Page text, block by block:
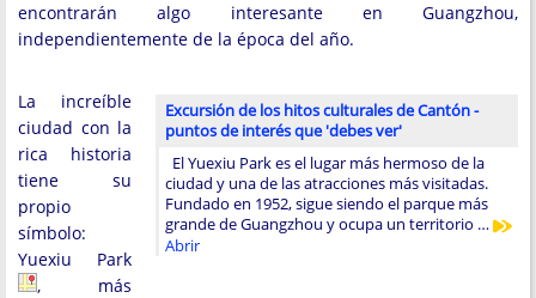
encontrarán algo interesante en Guangzhou,
independientemente de la época del año.
Excursión de los hitos culturales de Cantón -
puntos de interés que 'debes ver'
El Yuexiu Park es el lugar más hermoso de la
ciudad y una de las atracciones más visitadas.
Fundado en 1952, sigue siendo el parque más
grande de Guangzhou y ocupa un territorio …
Abrir
La increíble
ciudad con la
rica historia
tiene su
propio
símbolo:
Yuexiu Park
, más